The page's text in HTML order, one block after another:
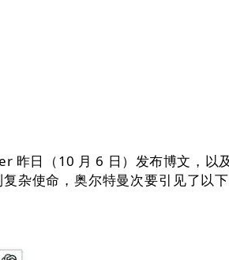
日（10 月 6 日）发布博文，以
杂使命，奥尔特曼次要引见了